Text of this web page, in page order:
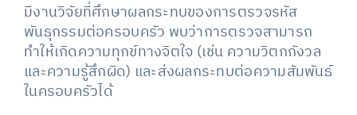
มีงานวิจัยที่ศึกษาผลกระทบของการตรวจรหัส
พันธุกรรมต่อครอบครัว พบว่าการตรวจสามารถ
ทำให้เกิดความทุกข์ทางจิตใจ (เช่น ความวิตกกังวล
และความรู้สึกผิด) และส่งผลกระทบต่อความสัมพันธ์
ในครอบครัวได้